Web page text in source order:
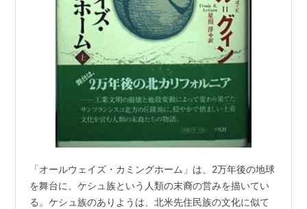
「オールウェイズ・カミングホーム」は、2万年後の地球
を舞台に、ケシュ族という人類の末裔の営みを描いてい
る。ケシュ族のありようは、北米先住民族の文化に似て